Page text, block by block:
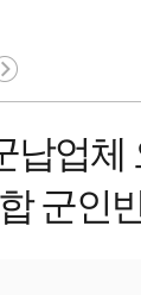
납업체
군인